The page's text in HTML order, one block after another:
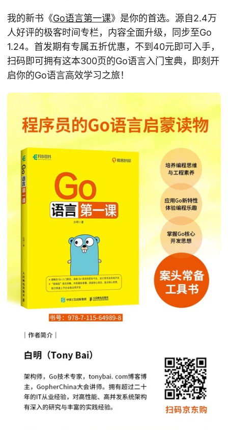
我的新书《Go语言第一课》是你的首选。源自2.4万
人好评的极客时间专栏，内容全面升级，同步至Go
1.24。首发期有专属五折优惠，不到40元即可入手，
扫码即可拥有这本300页的Go语言入门宝典，即刻开
启你的Go语言高效学习之旅！